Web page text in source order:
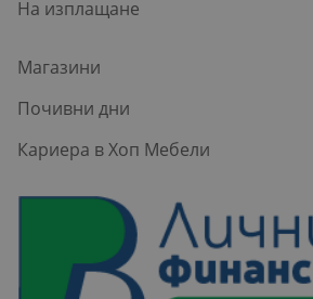
На изплащане
Магазини
Почивни дни
Кариера в Хоп Мебели